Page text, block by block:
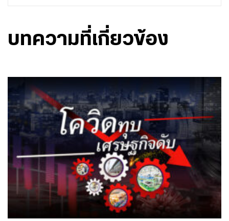
บทความที่เกี่ยวข้อง